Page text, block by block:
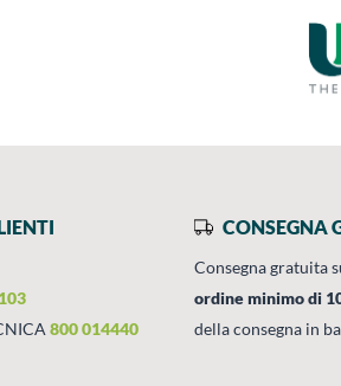
800 014440
CONSEGNA
Consegna gratuita
ordine minimo di
della consegna in